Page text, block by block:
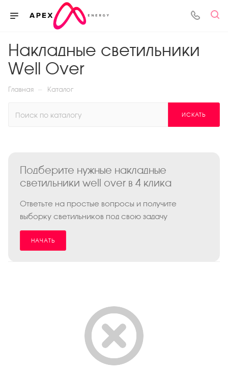
Накладные светильники
Well Over
Главная — Каталог
ИСКАТЬ
Подберите нужные накладные
светильники well over в 4 клика
Ответьте на простые вопросы и получите
выборку светильников под свою задачу
НАЧАТЬ